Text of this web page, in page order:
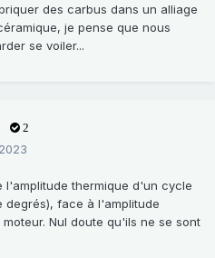
des carbus dans un alliage
je pense que nous
se voiler...
2
l'amplitude thermique d'un cycle
degrés), face à l'amplitude
Nul doute qu'ils ne se sont